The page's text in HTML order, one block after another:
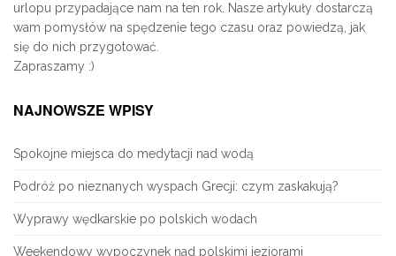
urlopu przypadające nam na ten rok. Nasze artykuły dostarczą
wam pomysłów na spędzenie tego czasu oraz powiedzą, jak
się do nich przygotować.
Zapraszamy :)
NAJNOWSZE WPISY
Spokojne miejsca do medytacji nad wodą
Podróż po nieznanych wyspach Grecji: czym zaskakują?
Wyprawy wędkarskie po polskich wodach
Weekendowy wypoczynek nad polskimi jeziorami